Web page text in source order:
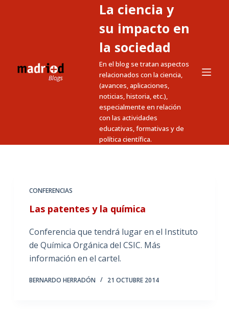
n
La ciencia y
su impacto en
la sociedad
En el blog se tratan aspectos
relacionados con la ciencia,
(avances, aplicaciones,
noticias, historia, etc.),
especialmente en relación
con las actividades
educativas, formativas y de
política científica.
CONFERENCIAS
Las patentes y la química
Conferencia que tendrá lugar en el Instituto
de Química Orgánica del CSIC. Más
información en el cartel.
BERNARDO HERRADÓN 21 OCTUBRE 2014